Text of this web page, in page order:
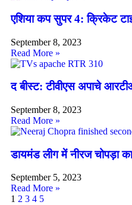
एशिया कप सुपर 4: क्रिकेट
September 8, 2023
Read More »
द बीस्ट: टीवीएस अपाचे
September 8, 2023
Read More »
डायमंड लीग में नीरज चोपड़ा
September 5, 2023
Read More »
1 2 3 4 5